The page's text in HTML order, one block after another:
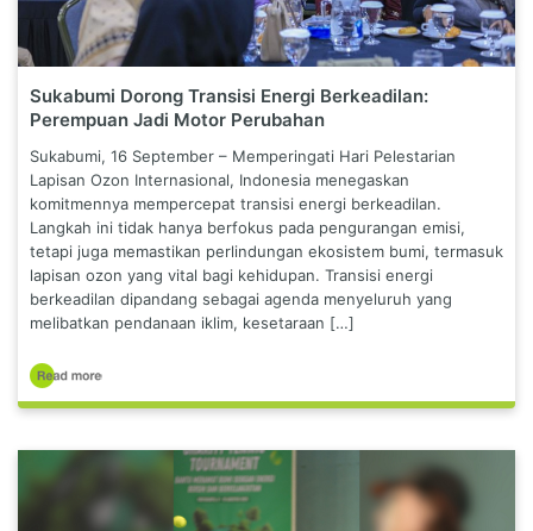
Sukabumi Dorong Transisi Energi Berkeadilan:
Perempuan Jadi Motor Perubahan
Sukabumi, 16 September – Memperingati Hari Pelestarian
Lapisan Ozon Internasional, Indonesia menegaskan
komitmennya mempercepat transisi energi berkeadilan.
Langkah ini tidak hanya berfokus pada pengurangan emisi,
tetapi juga memastikan perlindungan ekosistem bumi, termasuk
lapisan ozon yang vital bagi kehidupan. Transisi energi
berkeadilan dipandang sebagai agenda menyeluruh yang
melibatkan pendanaan iklim, kesetaraan […]